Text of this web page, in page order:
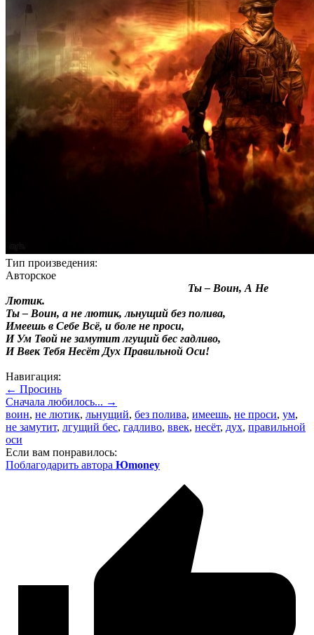
Тип произведения:
Авторское
Ты – Воин, А Не
Лютик.
Ты – Воин, а не лютик, льнущий без полива,
Имеешь в Себе Всё, и боле не проси,
И Ум Твой не замутит лгущий бес гадливо,
И Ввек Тебя Несёт Дух Правильной Оси!
Навигация:
← Просинь
Сначала любилось... →
воин, не лютик, льнущий, без полива, имеешь, не проси, ум,
не замутит, лгущий бес, гадливо, ввек, несёт, дух, правильной
оси
Если вам понравилось:
Поблагодарить автора Юmoney